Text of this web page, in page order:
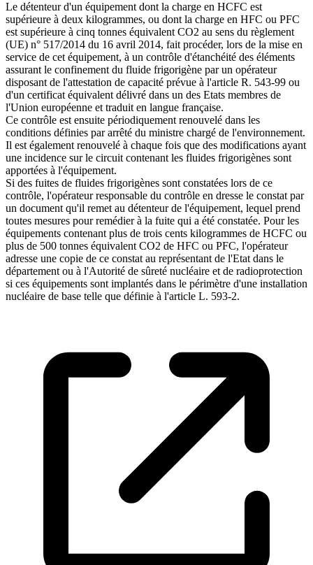
Le détenteur d'un équipement dont la charge en HCFC est
supérieure à deux kilogrammes, ou dont la charge en HFC ou PFC
est supérieure à cinq tonnes équivalent CO2 au sens du règlement
(UE) n° 517/2014 du 16 avril 2014, fait procéder, lors de la mise en
service de cet équipement, à un contrôle d'étanchéité des éléments
assurant le confinement du fluide frigorigène par un opérateur
disposant de l'attestation de capacité prévue à l'article R. 543-99 ou
d'un certificat équivalent délivré dans un des Etats membres de
l'Union européenne et traduit en langue française.
Ce contrôle est ensuite périodiquement renouvelé dans les
conditions définies par arrêté du ministre chargé de l'environnement.
Il est également renouvelé à chaque fois que des modifications ayant
une incidence sur le circuit contenant les fluides frigorigènes sont
apportées à l'équipement.
Si des fuites de fluides frigorigènes sont constatées lors de ce
contrôle, l'opérateur responsable du contrôle en dresse le constat par
un document qu'il remet au détenteur de l'équipement, lequel prend
toutes mesures pour remédier à la fuite qui a été constatée. Pour les
équipements contenant plus de trois cents kilogrammes de HCFC ou
plus de 500 tonnes équivalent CO2 de HFC ou PFC, l'opérateur
adresse une copie de ce constat au représentant de l'Etat dans le
département ou à l'Autorité de sûreté nucléaire et de radioprotection
si ces équipements sont implantés dans le périmètre d'une installation
nucléaire de base telle que définie à l'article L. 593-2.